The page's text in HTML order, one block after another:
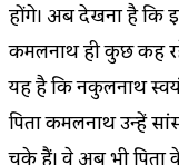
होंगे। अब देखना है कि
कमलनाथ ही कुछ कह
यह है कि नकुलनाथ
पिता कमलनाथ उन्हें